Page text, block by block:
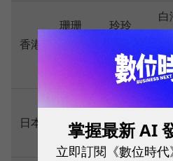
香港
珊珊
Shans
han
玲玲
ng
白
in
日本
摩羯
Yagi
劍魚
Kajiki
鯨
掌握最新 AI
立即訂閱《數位時